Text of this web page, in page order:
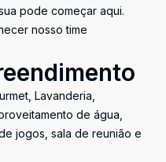
pode começar aqui.
nosso time
Lavanderia,
de água,
jogos, sala de reunião e